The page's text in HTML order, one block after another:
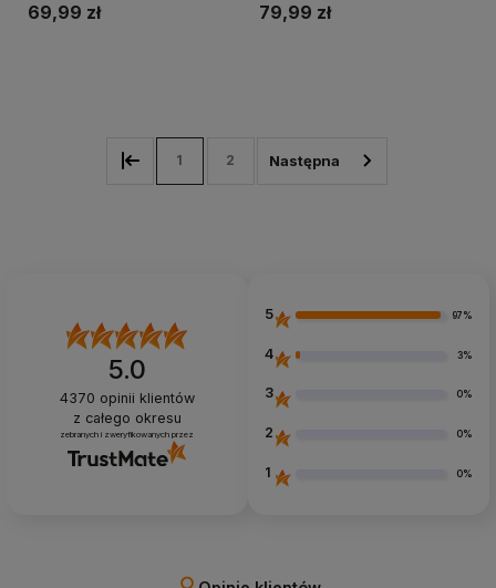
69,99 zł 79,99 zł
1 2
5.0
4370 opinii klientów
z całego okresu
zebranych i zweryfikowanych przez
5 97%
4 3%
3 0%
2 0%
1 0%